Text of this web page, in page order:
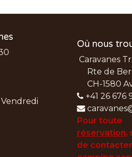
Où nous
Caravanes
Rte de
CH-1580
+41 26 676
Pour toute
réservation,
de